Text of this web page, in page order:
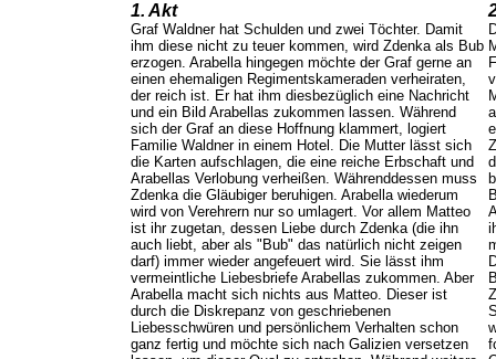
1. Akt
Graf Waldner hat Schulden und zwei Töchter. Damit
ihm diese nicht zu teuer kommen, wird Zdenka als Bub
erzogen. Arabella hingegen möchte der Graf gerne an
einen ehemaligen Regimentskameraden verheiraten,
der reich ist. Er hat ihm diesbezüglich eine Nachricht
und ein Bild Arabellas zukommen lassen. Während
sich der Graf an diese Hoffnung klammert, logiert
Familie Waldner in einem Hotel. Die Mutter lässt sich
die Karten aufschlagen, die eine reiche Erbschaft und
Arabellas Verlobung verheißen. Währenddessen muss
Zdenka die Gläubiger beruhigen. Arabella wiederum
wird von Verehrern nur so umlagert. Vor allem Matteo
ist ihr zugetan, dessen Liebe durch Zdenka (die ihn
auch liebt, aber als "Bub" das natürlich nicht zeigen
darf) immer wieder angefeuert wird. Sie lässt ihm
vermeintliche Liebesbriefe Arabellas zukommen. Aber
Arabella macht sich nichts aus Matteo. Dieser ist
durch die Diskrepanz von geschriebenen
Liebesschwüren und persönlichem Verhalten schon
ganz fertig und möchte sich nach Galizien versetzen